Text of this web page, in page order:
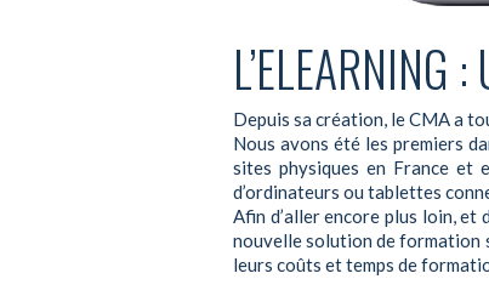
L’ELEARNING
Depuis sa création, le CMA a
Nous avons été les premiers
sites physiques en France et
d’ordinateurs ou tablettes
Afin d’aller encore plus loin,
nouvelle solution de formation
leurs coûts et temps de